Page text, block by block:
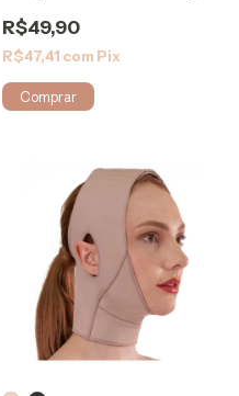
R$49,90
R$47,41 com Pix